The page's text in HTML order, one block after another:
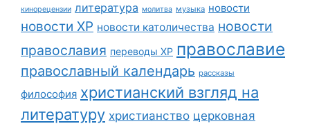
кинорецензии литература молитва музыка новости
новости ХР новости католичества новости
православия переводы ХР православие
православный календарь рассказы
философия христианский взгляд на
литературу христианство церковная